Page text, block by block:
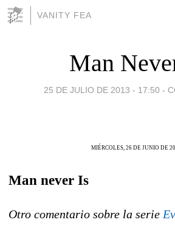
VANITY FEA
Man
25 DE JULIO DE 2013 - 17:50 -
MIÉRCOLES, 26 DE JUNIO DE
Man never Is
Otro comentario sobre la serie